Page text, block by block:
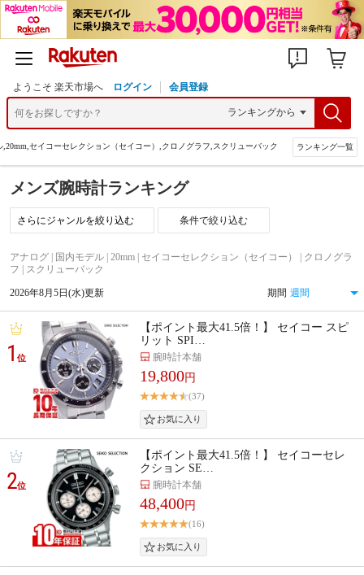
ようこそ 楽天市場へ ログイン 会員登録
セイコーセレクション（セイコー）,クロノグラフ,スクリューバック ランキング一覧
メンズ腕時計ランキング
条件で絞り込む
アナログ | 国内モデル | 20mm | セイコーセレクション（セイコー） | クロノグラ
フ | スクリューバック
2026年8月5日(水)更新 期間
1位
【ポイント最大41.5倍！】 セイコー スピ
リット SPI…
腕時計本舗
19,800円
(37)
2位
【ポイント最大41.5倍！】 セイコーセレ
クション SE…
腕時計本舗
48,400円
(16)